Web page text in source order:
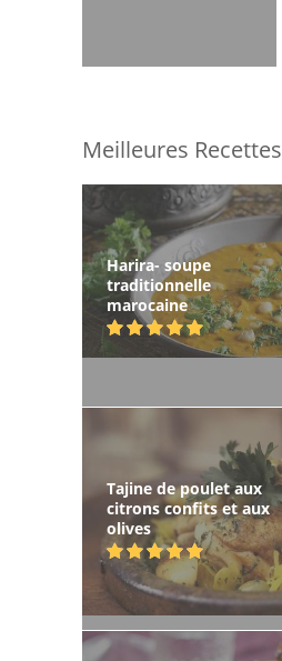
Meilleures Recettes
Harira- soupe
traditionnelle
marocaine
Tajine de poulet aux
citrons confits et aux
olives